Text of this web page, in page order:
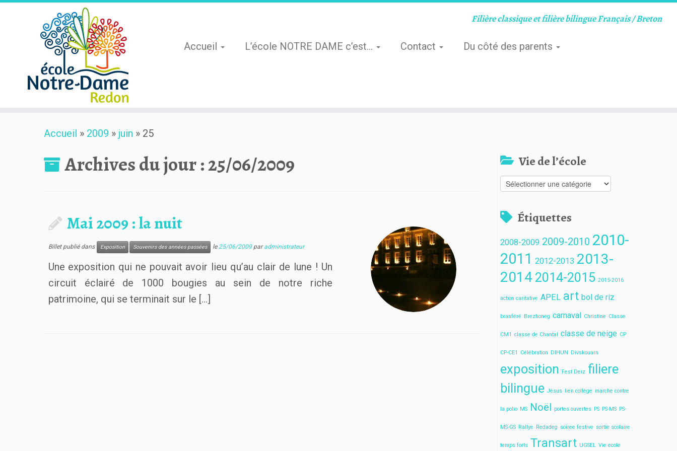
Filière classique et filière bilingue Français / Breton
Accueil L’école NOTRE DAME c’est… Contact Du côté des parents
Accueil » 2009 » juin » 25
Archives du jour :25/06/2009
Mai 2009 : la nuit
Billet publié dans Exposition Souvenirs des années passées le25/06/2009 paradministrateur
Une exposition qui ne pouvait avoir lieu qu’au clair de lune ! Un
circuit éclairé de 1000 bougies au sein de notre riche
patrimoine, qui se terminait sur le […]
Vie de l’école
Vie
de
Étiquettes
2008-2009 2009-2010 2010-
2011 2012-2013 2013-
2014 2014-2015 2015-2016
action caritative APEL art bol de riz
branféré Brezhoneg carnaval Christine Classe
CM1 classe de Chantal classe de neige CP
CP-CE1 Célébration DIHUN Divskouarn
exposition Fest Deiz filiere
bilingue Jésus lien collège marche contre
la polio MS Noël portes ouvertes PS PS-MS PS-
MS-GS Rallye Redadeg soiree festive sortie scolaire
temps forts Transart UGSEL Vie ecole